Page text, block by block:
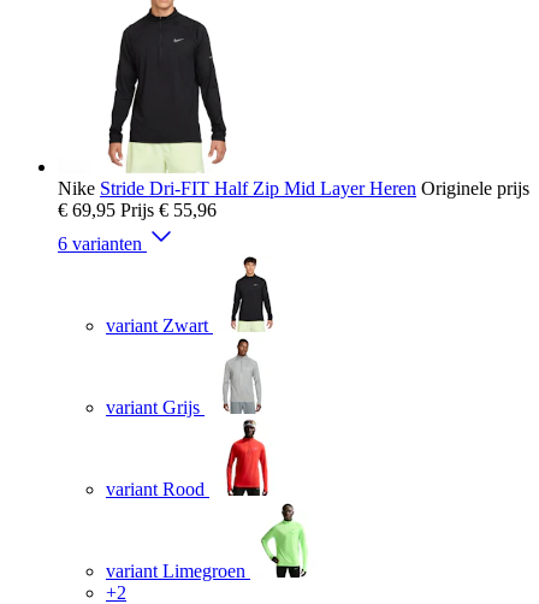
Nike Stride Dri-FIT Half Zip Mid Layer Heren Originele prijs
€ 69,95 Prijs € 55,96
6 varianten
variant Zwart
variant Grijs
variant Rood
variant Limegroen
+2